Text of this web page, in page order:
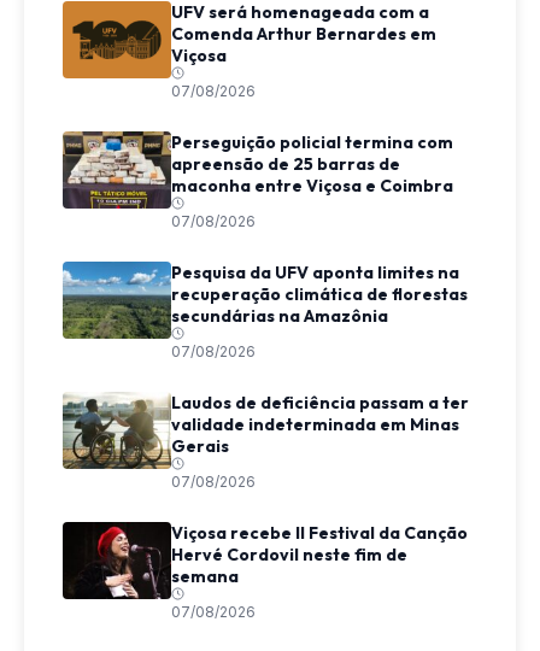
UFV será homenageada com a
Comenda Arthur Bernardes em
Viçosa
07/08/2026
Perseguição policial termina com
apreensão de 25 barras de
maconha entre Viçosa e Coimbra
07/08/2026
Pesquisa da UFV aponta limites na
recuperação climática de florestas
secundárias na Amazônia
07/08/2026
Laudos de deficiência passam a ter
validade indeterminada em Minas
Gerais
07/08/2026
Viçosa recebe II Festival da Canção
Hervé Cordovil neste fim de
semana
07/08/2026